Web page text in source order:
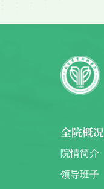
全院概况
院情简介
领导班子